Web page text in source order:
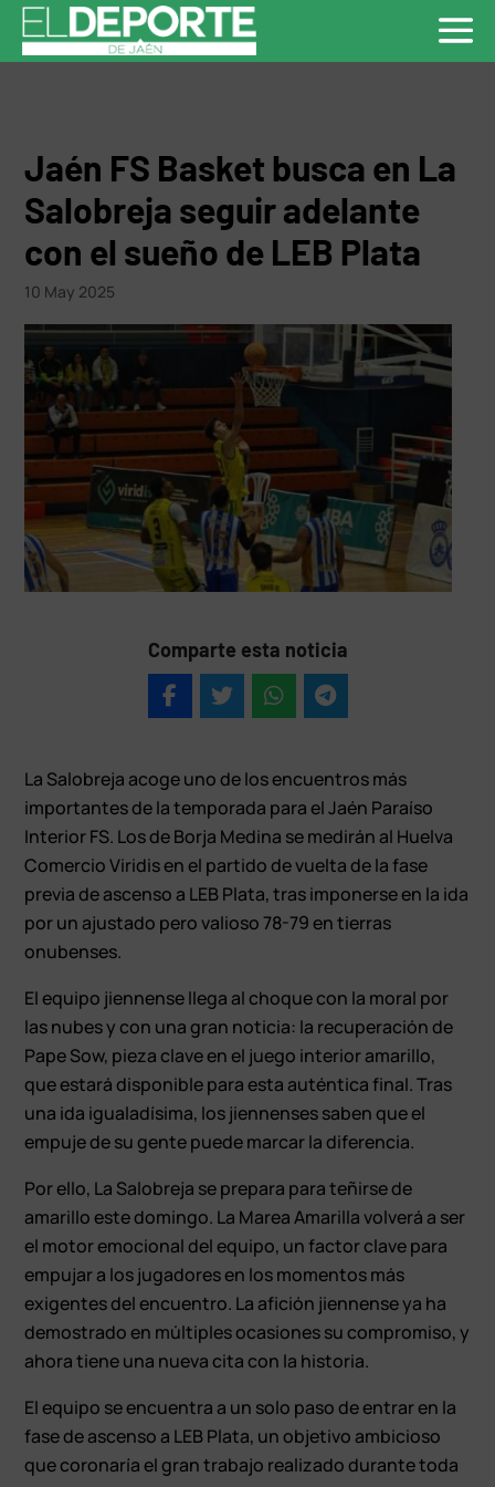
Jaén FS Basket busca en La
Salobreja seguir adelante
con el sueño de LEB Plata
10 May 2025
Comparte esta noticia
La Salobreja acoge uno de los encuentros más
importantes de la temporada para el Jaén Paraíso
Interior FS. Los de Borja Medina se medirán al Huelva
Comercio Viridis en el partido de vuelta de la fase
previa de ascenso a LEB Plata, tras imponerse en la ida
por un ajustado pero valioso 78-79 en tierras
onubenses.
El equipo jiennense llega al choque con la moral por
las nubes y con una gran noticia: la recuperación de
Pape Sow, pieza clave en el juego interior amarillo,
que estará disponible para esta auténtica final. Tras
una ida igualadísima, los jiennenses saben que el
empuje de su gente puede marcar la diferencia.
Por ello, La Salobreja se prepara para teñirse de
amarillo este domingo. La Marea Amarilla volverá a ser
el motor emocional del equipo, un factor clave para
empujar a los jugadores en los momentos más
exigentes del encuentro. La afición jiennense ya ha
demostrado en múltiples ocasiones su compromiso, y
ahora tiene una nueva cita con la historia.
El equipo se encuentra a un solo paso de entrar en la
fase de ascenso a LEB Plata, un objetivo ambicioso
que coronaría el gran trabajo realizado durante toda